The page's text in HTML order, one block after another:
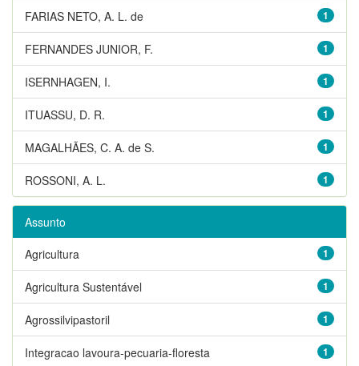
1
FARIAS NETO, A. L. de
1
FERNANDES JUNIOR, F.
1
ISERNHAGEN, I.
1
ITUASSU, D. R.
1
MAGALHÃES, C. A. de S.
1
ROSSONI, A. L.
Assunto
1
Agricultura
1
Agricultura Sustentável
1
Agrossilvipastoril
1
Integracao lavoura-pecuaria-floresta